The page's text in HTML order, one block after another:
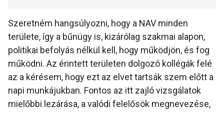
Szeretném hangsúlyozni, hogy a NAV minden
területe, így a bűnügy is, kizárólag szakmai alapon,
politikai befolyás nélkül kell, hogy működjön, és fog
működni. Az érintett területen dolgozó kollégák felé
az a kérésem, hogy ezt az elvet tartsák szem előtt a
napi munkájukban. Fontos az itt zajló vizsgálatok
mielőbbi lezárása, a valódi felelősök megnevezése,